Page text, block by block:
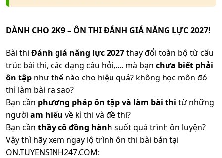
DÀNH CHO 2K9 – ÔN THI ĐÁNH GIÁ NĂNG LỰC 2027!
Bài thi Đánh giá năng lực 2027thay đổi toàn bộ từ cấu
trúc bài thi, các dạng câu hỏi,.... mà bạn chưa biết phải
ôn tập như thế nào cho hiệu quả? không học môn đó
thì làm bài ra sao?
Bạn cần phương pháp ôn tập và làm bài thi từ những
người am hiểu về kì thi và đề thi?
Bạn cần thầy cô đồng hành suốt quá trình ôn luyện?
Vậy thì hãy xem ngay lộ trình ôn thi bài bản tại
ON.TUYENSINH247.COM: